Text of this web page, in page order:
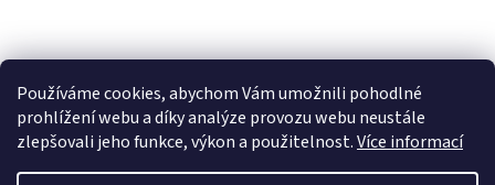
Používáme cookies, abychom Vám umožnili pohodlné
prohlížení webu a díky analýze provozu webu neustále
zlepšovali jeho funkce, výkon a použitelnost.Více informací